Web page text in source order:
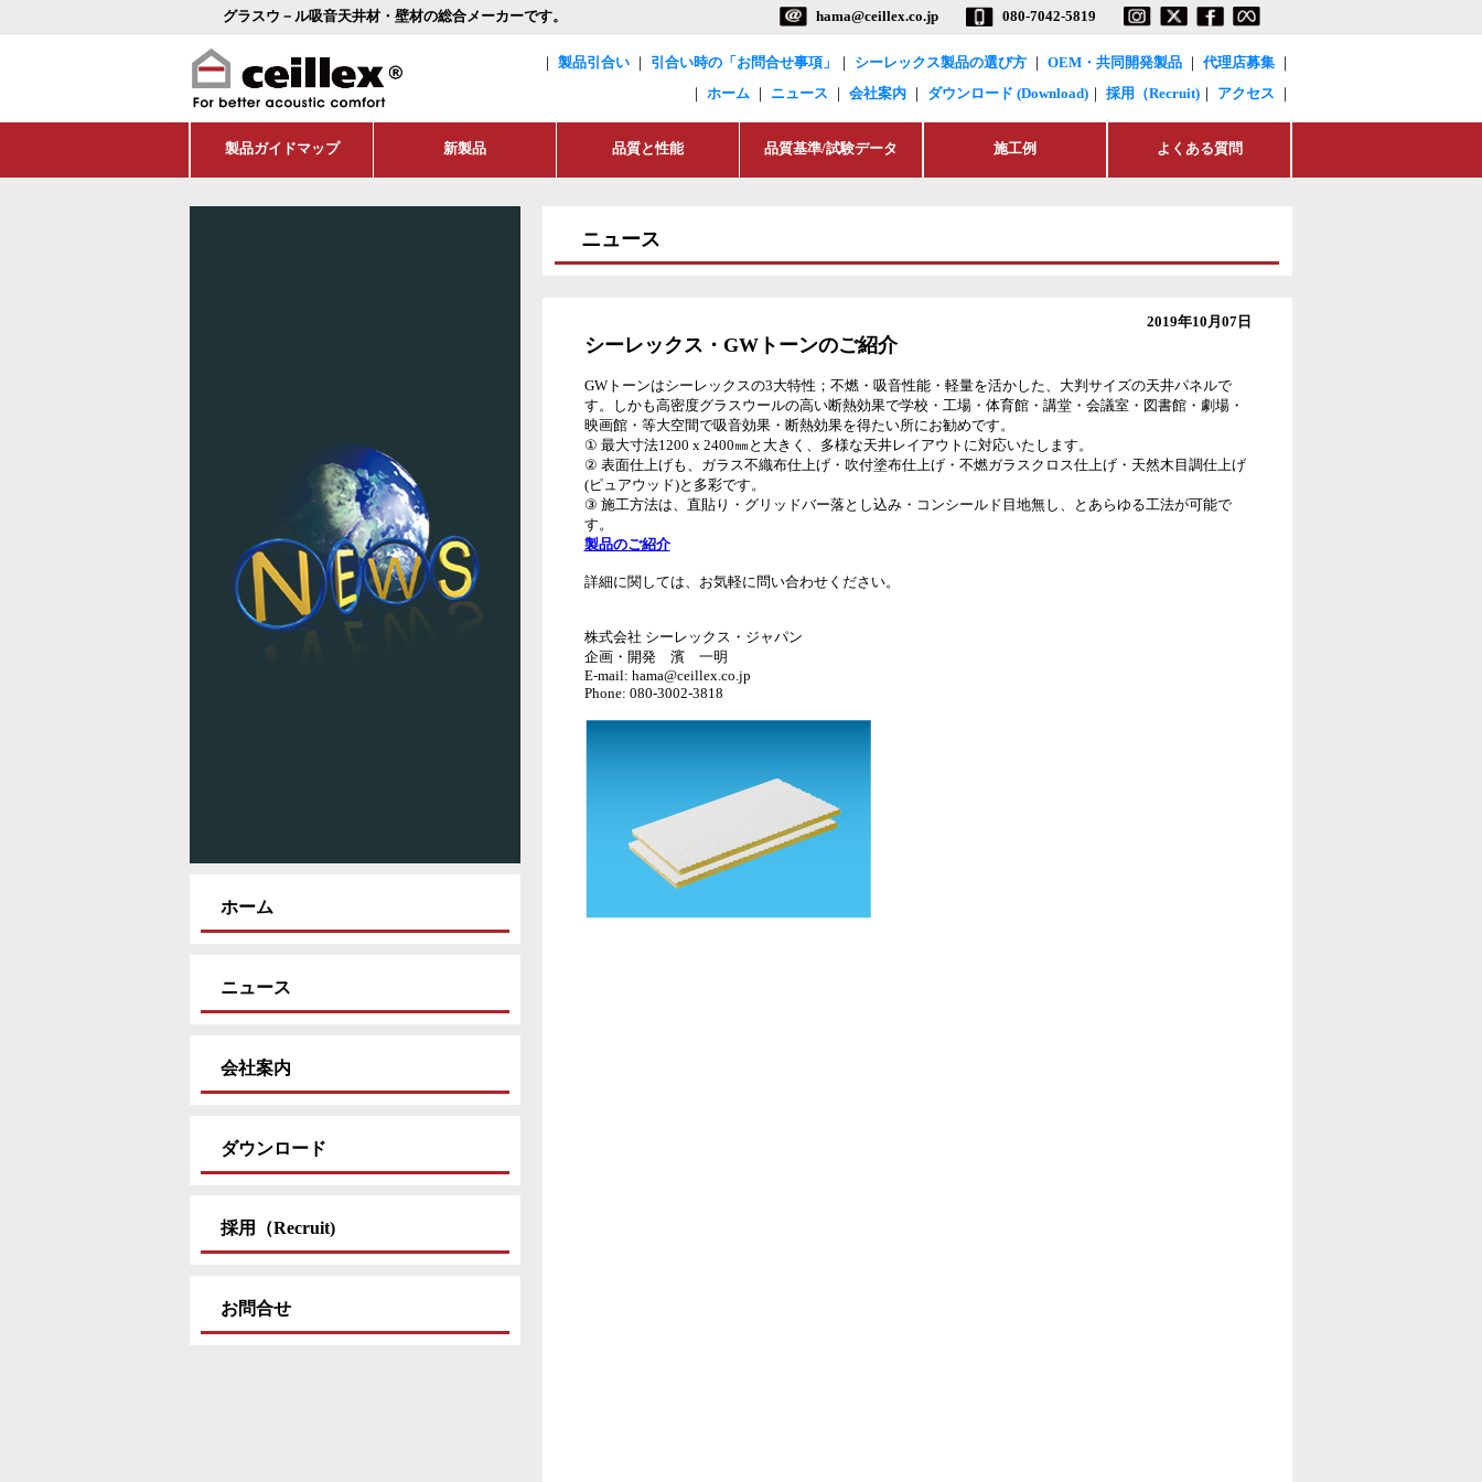
ホーム
ニュース
会社案内
ダウンロード
採用（Recruit)
お問合せ
ニュース
2019年10月07日
シーレックス・GWトーンのご紹介
GWトーンはシーレックスの3大特性；不燃・吸音性能・軽量を活かした、大判サイズの天井パネルで
す。しかも高密度グラスウールの高い断熱効果で学校・工場・体育館・講堂・会議室・図書館・劇場・
映画館・等大空間で吸音効果・断熱効果を得たい所にお勧めです。
① 最大寸法1200 x 2400㎜と大きく、多様な天井レイアウトに対応いたします。
② 表面仕上げも、ガラス不織布仕上げ・吹付塗布仕上げ・不燃ガラスクロス仕上げ・天然木目調仕上げ
(ピュアウッド)と多彩です。
③ 施工方法は、直貼り・グリッドバー落とし込み・コンシールド目地無し、とあらゆる工法が可能で
す。
製品のご紹介
詳細に関しては、お気軽に問い合わせください。
株式会社 シーレックス・ジャパン
企画・開発 濱 一明
E-mail: hama@ceillex.co.jp
Phone: 080-3002-3818